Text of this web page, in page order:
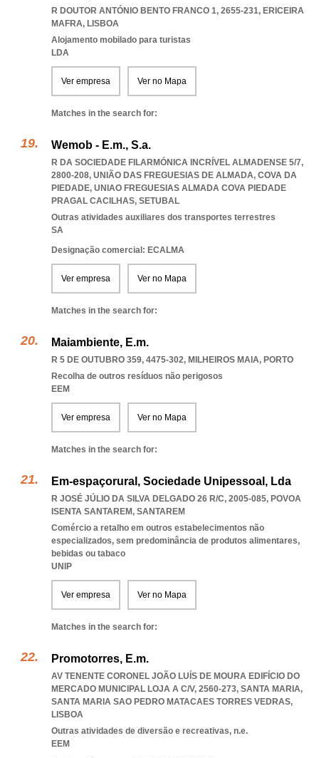
R DOUTOR ANTÓNIO BENTO FRANCO 1, 2655-231, ERICEIRA
MAFRA, LISBOA
Alojamento mobilado para turistas
LDA
Ver empresa Ver no Mapa
Matches in the search for:
Wemob - E.m., S.a.
R DA SOCIEDADE FILARMÓNICA INCRÍVEL ALMADENSE 5/7,
2800-208, UNIÃO DAS FREGUESIAS DE ALMADA, COVA DA
PIEDADE, UNIAO FREGUESIAS ALMADA COVA PIEDADE
PRAGAL CACILHAS, SETUBAL
Outras atividades auxiliares dos transportes terrestres
SA
Designação comercial: ECALMA
Ver empresa Ver no Mapa
Matches in the search for:
Maiambiente, E.m.
R 5 DE OUTUBRO 359, 4475-302, MILHEIROS MAIA, PORTO
Recolha de outros resíduos não perigosos
EEM
Ver empresa Ver no Mapa
Matches in the search for:
Em-espaçorural, Sociedade Unipessoal, Lda
R JOSÉ JÚLIO DA SILVA DELGADO 26 R/C, 2005-085, POVOA
ISENTA SANTAREM, SANTAREM
Comércio a retalho em outros estabelecimentos não
especializados, sem predominância de produtos alimentares,
bebidas ou tabaco
UNIP
Ver empresa Ver no Mapa
Matches in the search for:
Promotorres, E.m.
AV TENENTE CORONEL JOÃO LUÍS DE MOURA EDIFÍCIO DO
MERCADO MUNICIPAL LOJA A C/V, 2560-273, SANTA MARIA,
SANTA MARIA SAO PEDRO MATACAES TORRES VEDRAS,
LISBOA
Outras atividades de diversão e recreativas, n.e.
EEM